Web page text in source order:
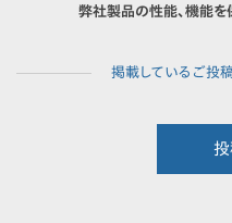
弊社製品の性能、機能を
投